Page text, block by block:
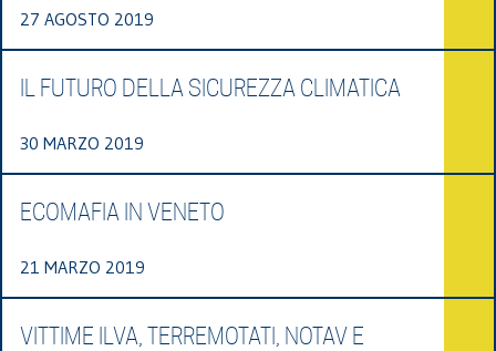
27 AGOSTO 2019
IL FUTURO DELLA SICUREZZA CLIMATICA
30 MARZO 2019
ECOMAFIA IN VENETO
21 MARZO 2019
VITTIME ILVA, TERREMOTATI, NOTAV E